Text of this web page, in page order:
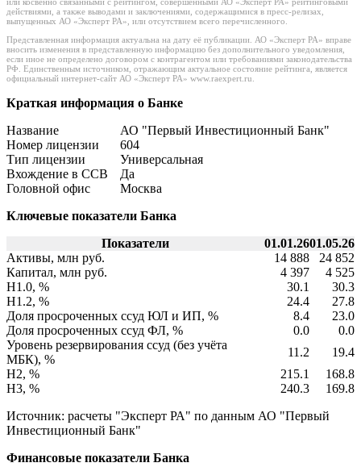
действиями, а также выводами и заключениями, содержащимися в пресс-релизах,
выпущенных АО «Эксперт РА», или отсутствием всего перечисленного.
Представленная информация актуальна на дату её публикации. АО «Эксперт РА» вправе
вносить изменения в представленную информацию без дополнительного уведомления,
если иное не определено договором с контрагентом или требованиями законодательства
РФ. Единственным источником, отражающим актуальное состояние рейтинга, является
официальный интернет-сайт АО «Эксперт РА» www.raexpert.ru.
Краткая информация о Банке
Название
АО "Первый Инвестиционный Банк"
Номер лицензии
604
Тип лицензии
Универсальная
Вхождение в ССВ
Да
Головной офис
Москва
Ключевые показатели Банка
Показатели
01.01.2601.05.26
Активы, млн руб.
14 888
24 852
Капитал, млн руб.
4 397
4 525
Н1.0, %
30.1
30.3
Н1.2, %
24.4
27.8
Доля просроченных ссуд ЮЛ и ИП, %
8.4
23.0
Доля просроченных ссуд ФЛ, %
0.0
0.0
Уровень резервирования ссуд (без учёта
МБК), %
11.2
19.4
Н2, %
215.1
168.8
Н3, %
240.3
169.8
Источник: расчеты "Эксперт РА" по данным АО "Первый
Инвестиционный Банк"
Финансовые показатели Банка